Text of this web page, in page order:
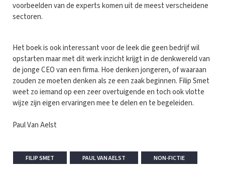
voorbeelden van de experts komen uit de meest verscheidene
sectoren.
Het boek is ook interessant voor de leek die geen bedrijf wil
opstarten maar met dit werk inzicht krijgt in de denkwereld van
de jonge CEO van een firma. Hoe denken jongeren, of waaraan
zouden ze moeten denken als ze een zaak beginnen. Filip Smet
weet zo iemand op een zeer overtuigende en toch ook vlotte
wijze zijn eigen ervaringen mee te delen en te begeleiden.
Paul Van Aelst
FILIP SMET PAUL VAN AELST NON-FICTIE